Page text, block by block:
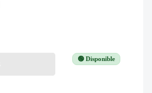
🟢 Disponible